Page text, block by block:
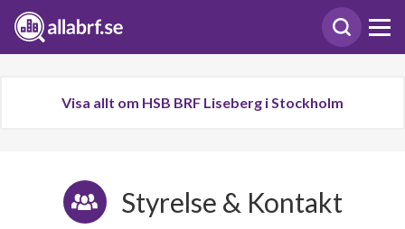
Visa allt om HSB BRF Liseberg i Stockholm
Styrelse & Kontakt